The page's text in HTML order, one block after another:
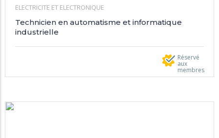
ELECTRICITE ET ELECTRONIQUE
Technicien en automatisme et informatique
industrielle
Réservé
aux
membres